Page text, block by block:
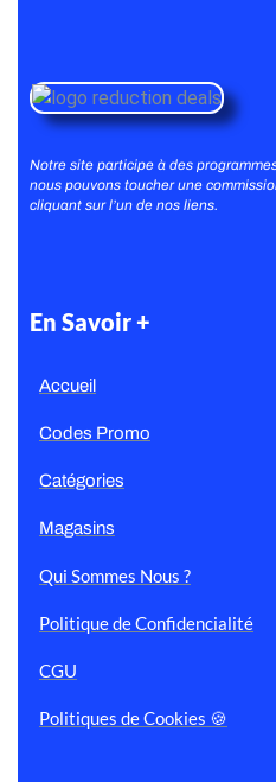
Notre site participe à des
nous pouvons toucher une
cliquant sur l’un de nos liens.
En Savoir +
Accueil
Codes Promo
Catégories
Magasins
Qui Sommes Nous ?
Politique de Confidencialité
CGU
Politiques de Cookies 🍪